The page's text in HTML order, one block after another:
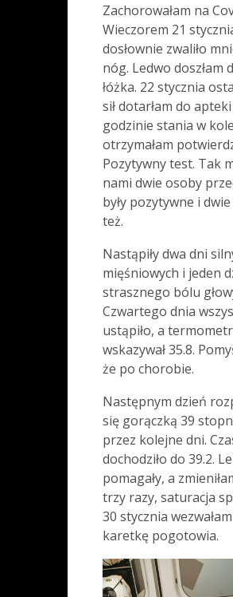
Zachorowałam na
Wieczorem 21
dosłownie zwaliło
nóg. Ledwo doszłam
łóżka. 22 stycznia
sił dotarłam do
godzinie stania w
otrzymałam
Pozytywny test. Tak
nami dwie osoby
były pozytywne i
też.
Nastąpiły dwa dni
mięśniowych i jeden
strasznego bólu
Czwartego dnia
ustąpiło, a termometr
wskazywał 35.8.
że po chorobie.
Następnym dzień
się gorączką 39
przez kolejne dni.
dochodziło do 39.2.
pomagały, a
trzy razy, saturacja
30 stycznia wezwałam
karetkę pogotowia.